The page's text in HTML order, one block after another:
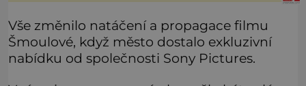
Vše změnilo natáčení a propagace filmu
Šmoulové, když město dostalo exkluzivní
nabídku od společnosti Sony Pictures.